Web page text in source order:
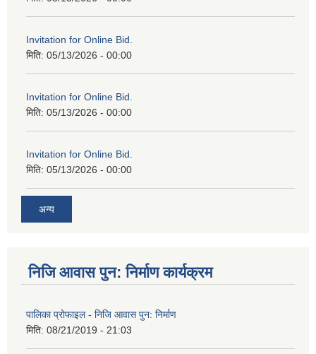
Invitation for Online Bid.
मिति: 05/13/2026 - 00:00
Invitation for Online Bid.
मिति: 05/13/2026 - 00:00
Invitation for Online Bid.
मिति: 05/13/2026 - 00:00
अन्य
निजि आवास पुन: निर्माण कार्यक्रम
पालिका प्रोफाइल - निजि आवास पुन: निर्माण
मिति: 08/21/2019 - 21:03